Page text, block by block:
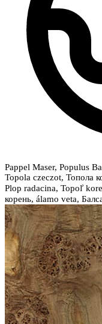
Pappel Maser, Populus
Topola czeczot, Топола
Plop radacina, Topoľ
корень, álamo veta,